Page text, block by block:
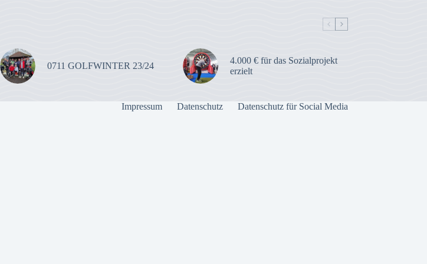
0711 GOLFWINTER 23/24
4.000 € für das Sozialprojekt
erzielt
Impressum Datenschutz Datenschutz für Social Media